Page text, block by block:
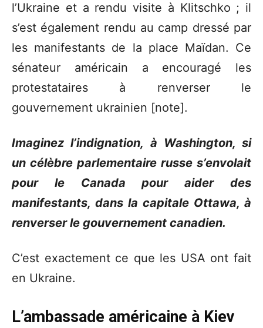
l’Ukraine et a rendu visite à Klitschko ; il
s’est également rendu au camp dressé par
les manifestants de la place Maïdan. Ce
sénateur américain a encouragé les
protestataires à renverser le
gouvernement ukrainien [note].
Imaginez l’indignation, à Washington, si
un célèbre parlementaire russe s’envolait
pour le Canada pour aider des
manifestants, dans la capitale Ottawa, à
renverser le gouvernement canadien.
C’est exactement ce que les USA ont fait
en Ukraine.
L’ambassade américaine à Kiev